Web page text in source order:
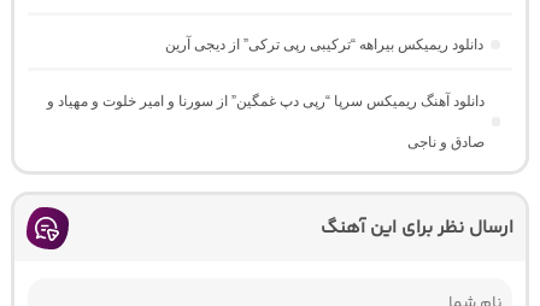
دانلود ریمیکس بیراهه “ترکیبی رپی ترکی” از دیجی آرین
دانلود آهنگ ریمیکس سرپا “رپی دپ غمگین” از سورنا و امیر خلوت و مهیاد و
صادق و ناجی
ارسال نظر برای این آهنگ